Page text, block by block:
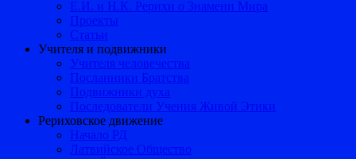
Е.И. и Н.К. Рерихи о Знамени Мира
Проекты
Статьи
Учителя и подвижники
Учителя человечества
Посланники Братства
Подвижники духа
Последователи Учения Живой Этики
Рериховское движение
Начало РД
Латвийское Общество